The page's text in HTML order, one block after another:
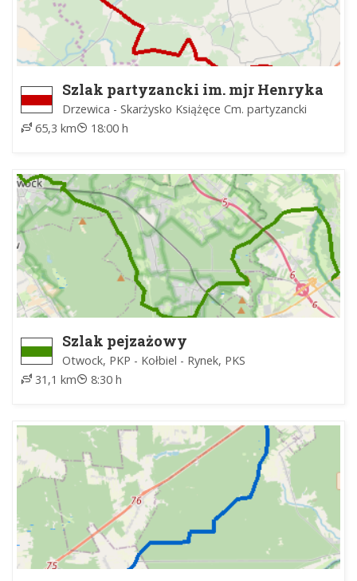
Szlak partyzancki im. mjr Henryka
Dobrzańskiego "Hubala"
Drzewica - Skarżysko Książęce Cm. partyzancki
65,3 km
18:00 h
Szlak pejzażowy
Otwock, PKP - Kołbiel - Rynek, PKS
31,1 km
8:30 h